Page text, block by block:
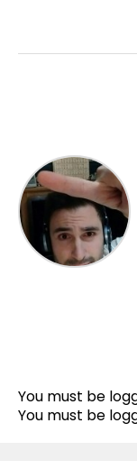
You must be
You must be